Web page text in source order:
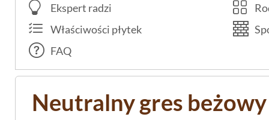
Ekspert radzi
Właściwości płytek
FAQ
Neutralny gres